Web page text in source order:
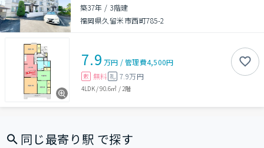
築37年 / 3階建
福岡県久留米市西町785-2
7.9 万円 /管理費4,500円
敷 無料 礼 7.9万円
4LDK/90.6㎡ / 2階
同じ最寄り駅 で探す